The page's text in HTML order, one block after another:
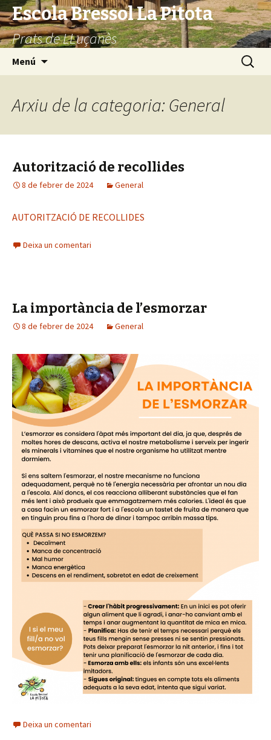
Escola Bressol La Pitota
Prats de LLuçanès
Menú Cerca:
Arxiu de la categoria: General
Autorització de recollides
8 de febrer de 2024 General
AUTORITZACIÓ DE RECOLLIDES
Deixa un comentari
La importància de l’esmorzar
8 de febrer de 2024 General
Deixa un comentari